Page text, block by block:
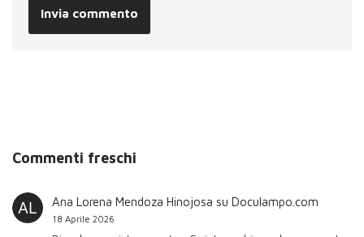
Commenti freschi
Ana Lorena Mendoza Hinojosa su Doculampo.com
18 Aprile 2026